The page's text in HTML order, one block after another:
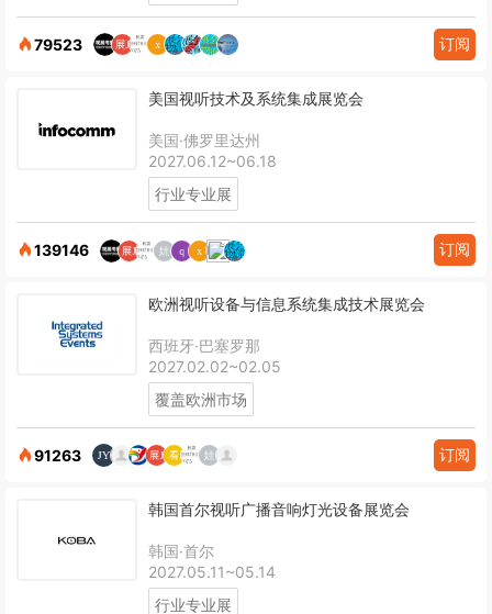
79523 订阅
美国视听技术及系统集成展览会
美国·佛罗里达州
2027.06.12~06.18
行业专业展
139146 订阅
欧洲视听设备与信息系统集成技术展览会
西班牙·巴塞罗那
2027.02.02~02.05
覆盖欧洲市场
91263 订阅
韩国首尔视听广播音响灯光设备展览会
韩国·首尔
2027.05.11~05.14
行业专业展